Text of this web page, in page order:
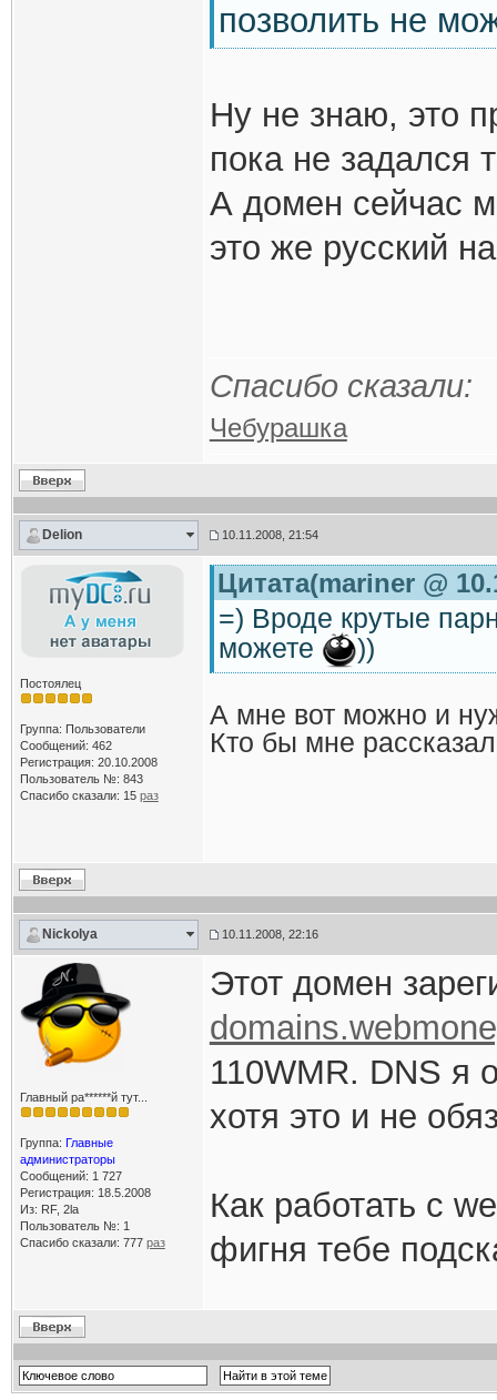
позволить не
Ну не знаю, это
пока не задался
А домен сейчас
это же русский
Спасибо сказали:
Чебурашка
Delion 10.11.2008, 21:54
Постоялец
Группа: Пользователи
Сообщений: 462
Регистрация: 20.10.2008
Пользователь №: 843
Спасибо сказали: 15 раз
Цитата(mariner @
=) Вроде крутые
можете
))
А мне вот можно и
Кто бы мне
Nickolya 10.11.2008, 22:16
Главный ра******й тут...
Группа: Главные
администраторы
Сообщений: 1 727
Регистрация: 18.5.2008
Из: RF, 2la
Пользователь №: 1
Спасибо сказали: 777 раз
Этот домен
110WMR. DNS я
хотя это и не
Как работать с
фигня тебе